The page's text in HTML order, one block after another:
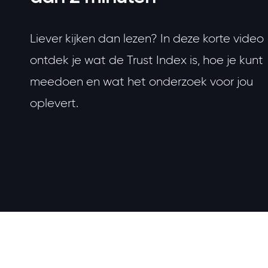
Liever kijken dan lezen? In deze korte video
ontdek je wat de Trust Index is, hoe je kunt
meedoen en wat het onderzoek voor jou
oplevert.